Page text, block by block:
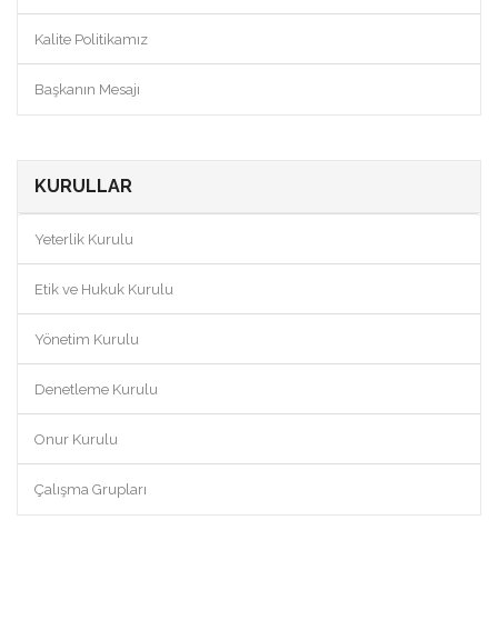
Kalite Politikamız
Başkanın Mesajı
KURULLAR
Yeterlik Kurulu
Etik ve Hukuk Kurulu
Yönetim Kurulu
Denetleme Kurulu
Onur Kurulu
Çalışma Grupları